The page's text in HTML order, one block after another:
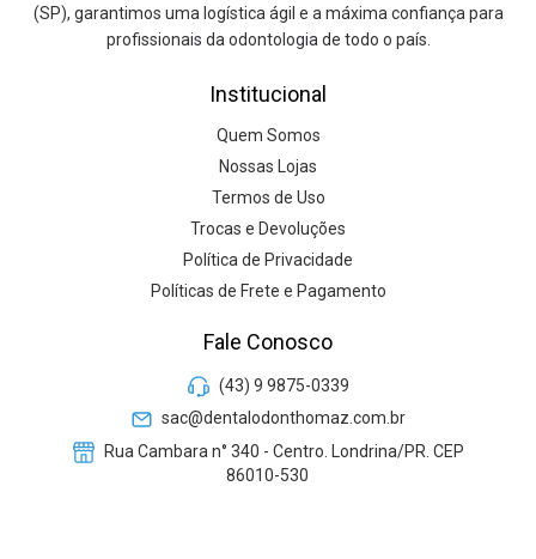
(SP), garantimos uma logística ágil e a máxima confiança para
profissionais da odontologia de todo o país.
Institucional
Quem Somos
Nossas Lojas
Termos de Uso
Trocas e Devoluções
Política de Privacidade
Políticas de Frete e Pagamento
Fale Conosco
(43) 9 9875-0339
sac@dentalodonthomaz.com.br
Rua Cambara n° 340 - Centro. Londrina/PR. CEP
86010-530